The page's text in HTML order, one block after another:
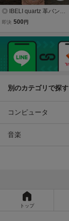
◎ IBELI quartz 革バン
ド 豹柄 虎 おしゃ
ウォッチ 腕時計 ヴィンテ
ージ アンティーク レザー
バンド 昭和
即決 500 円
別のカテゴリで探す
コンピュータ
音楽
トップ